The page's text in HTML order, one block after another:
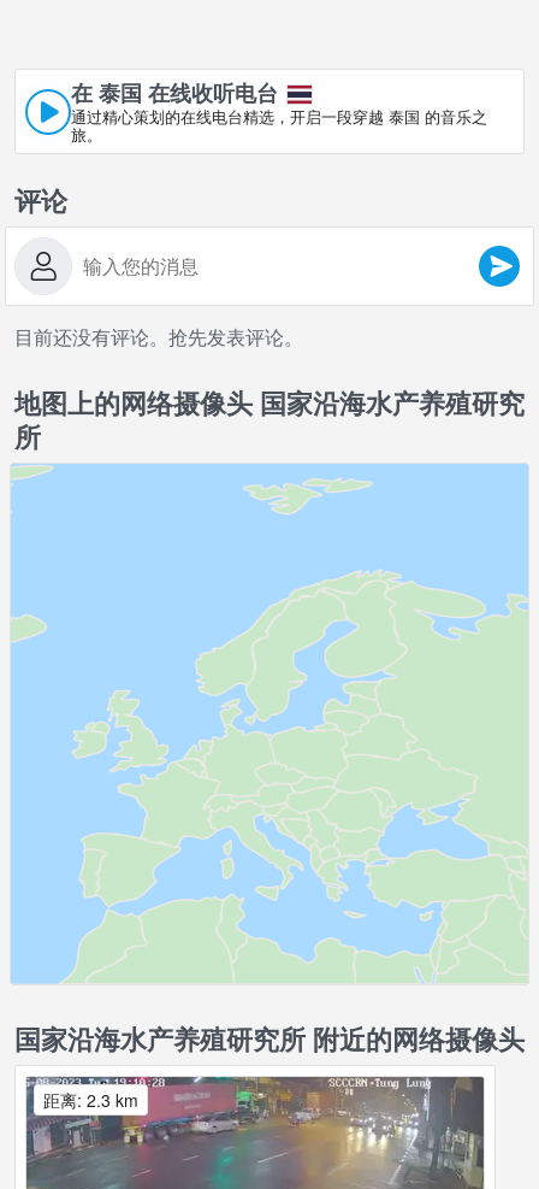
在 泰国 在线收听电台
通过精心策划的在线电台精选，开启一段穿越 泰国 的音乐之
旅。
评论
目前还没有评论。抢先发表评论。
地图上的网络摄像头 国家沿海水产养殖研究
所
国家沿海水产养殖研究所 附近的网络摄像头
距离: 2.3 km